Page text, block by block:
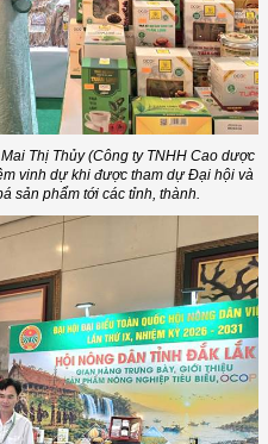
Thị Thủy (Công ty TNHH Cao dược
vinh dự khi được tham dự Đại hội và
sản phẩm tới các tỉnh, thành.